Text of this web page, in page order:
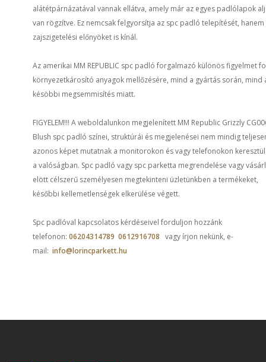
alátétpárnázatával vannak ellátva, amely már az egyes padlólapok
van rögzítve. Ez nemcsak felgyorsítja az spc padló telepítését,
zajszigetelési előnyöket is kínál.
Az amerikai MM REPUBLIC spc padló forgalmazó különös figyelmet
környezetkárosító anyagok mellőzésére, mind a gyártás során, mind
késöbbi megsemmisítés miatt.
FIGYELEM!!! A weboldalunkon megjelenített MM Republic Grizzly
Blush spc padló színei, struktúrái és megjelenései nem mindig
azonos képet mutatnak a monitorokon és vagy telefonokon
a valóságban. Spc padló vagy spc parketta megrendelése vagy
elött célszerű személyesen megtekinteni üzletünkben a termékeket,
későbbi kellemetlenségek elkerülése végett.
Spc padlóval kapcsolatos kérdéseivel forduljon hozzánk
telefonon: 06204314789 0612916708 vagy írjon nekünk, e-
mail: info@lorincparkett.hu